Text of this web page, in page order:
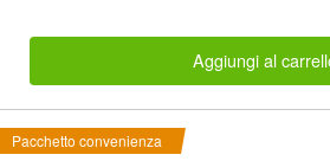
Aggiungi al
Pacchetto convenienza